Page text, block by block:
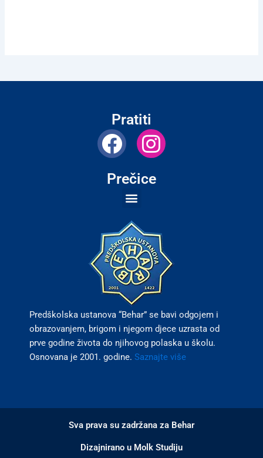
Pratiti
F
a
c
b
o
o
k
I
n
s
g
r
a
m
Prečice
Predškolska ustanova “Behar” se bavi odgojem i
obrazovanjem, brigom i njegom djece uzrasta od
prve godine života do njihovog polaska u školu.
Osnovana je 2001. godine. Saznajte više
Sva prava su zadržana za Behar
Dizajnirano u Molk Studiju